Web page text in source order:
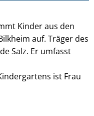
Kinder aus den
auf. Träger des
Salz. Er umfasst
ist Frau